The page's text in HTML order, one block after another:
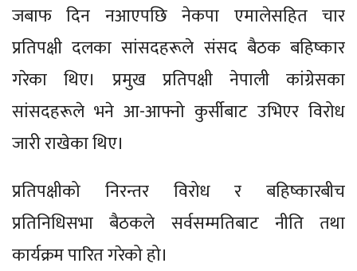
जबाफ दिन नआएपछि नेकपा एमालेसहित चार
प्रतिपक्षी दलका सांसदहरूले संसद बैठक बहिष्कार
गरेका थिए। प्रमुख प्रतिपक्षी नेपाली कांग्रेसका
सांसदहरूले भने आ-आफ्नो कुर्सीबाट उभिएर विरोध
जारी राखेका थिए।
प्रतिपक्षीको निरन्तर विरोध र बहिष्कारबीच
प्रतिनिधिसभा बैठकले सर्वसम्मतिबाट नीति तथा
कार्यक्रम पारित गरेको हो।